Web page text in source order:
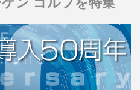
測してみよう。なお、前
を欠場したルイス・ハ
ブダビGPから復帰でき
ったという情報も入って